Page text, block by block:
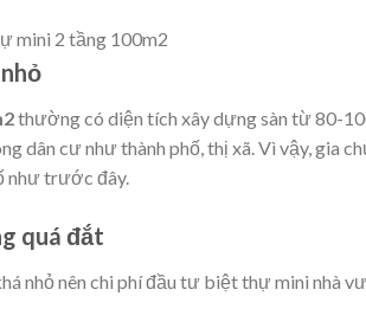
mini 2 tầng 100m2
thường có diện tích xây dựng sàn từ 80-
dân cư như thành phố, thị xã. Vì vậy, gia
như trước đây.
quá đắt
nhỏ nên chi phí đầu tư biệt thự mini nhà